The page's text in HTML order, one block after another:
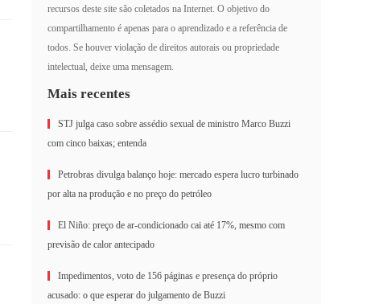
recursos deste site são coletados na Internet. O objetivo do
compartilhamento é apenas para o aprendizado e a referência de
todos. Se houver violação de direitos autorais ou propriedade
intelectual, deixe uma mensagem.
Mais recentes
STJ julga caso sobre assédio sexual de ministro Marco Buzzi
com cinco baixas; entenda
Petrobras divulga balanço hoje: mercado espera lucro turbinado
por alta na produção e no preço do petróleo
El Niño: preço de ar-condicionado cai até 17%, mesmo com
previsão de calor antecipado
Impedimentos, voto de 156 páginas e presença do próprio
acusado: o que esperar do julgamento de Buzzi